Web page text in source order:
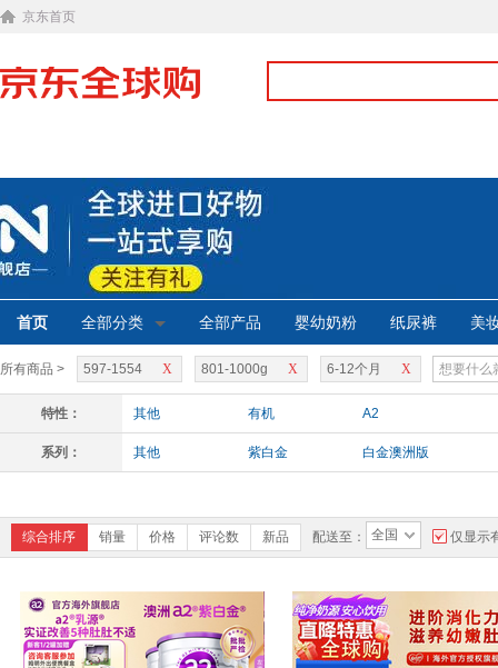
京东首页
首页 全部分类 全部产品 婴幼奶粉 纸尿裤 美
所有商品 > X
597-1554 X
801-1000g X
6-12个月
特性： 其他 有机 A2
系列： 其他 紫白金 白金澳洲版
综合排序 销量 价格 评论数 新品 配送至： 全国 仅显示